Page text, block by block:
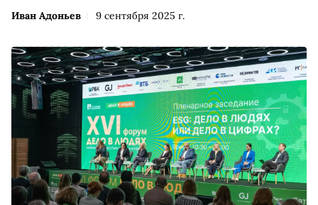
Иван Адоньев 9 сентября 2025 г.